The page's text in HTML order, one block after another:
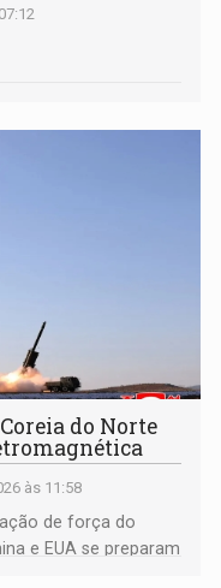
do Norte
às 11:58
de força do
e EUA se preparam